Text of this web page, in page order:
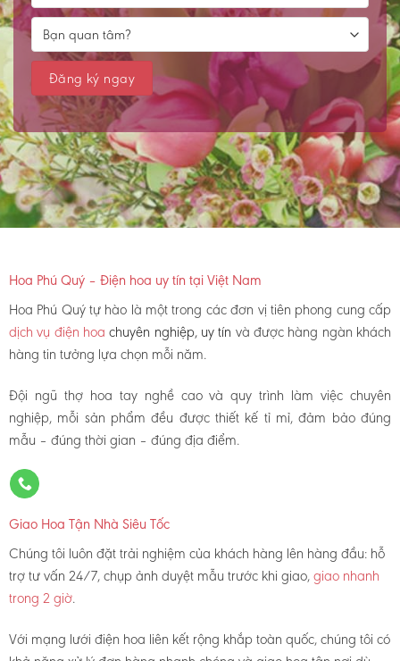
Hoa Phú Quý – Điện hoa uy tín tại Việt Nam
Hoa Phú Quý tự hào là một trong các đơn vị tiên phong cung cấp
dịch vụ điện hoachuyên nghiệp, uy tín và được hàng ngàn khách
hàng tin tưởng lựa chọn mỗi năm.
Đội ngũ thợ hoa tay nghề cao và quy trình làm việc chuyên
nghiệp, mỗi sản phẩm đều được thiết kế tỉ mỉ, đảm bảo đúng
mẫu – đúng thời gian – đúng địa điểm.
Giao Hoa Tận Nhà Siêu Tốc
Chúng tôi luôn đặt trải nghiệm của khách hàng lên hàng đầu: hỗ
trợ tư vấn 24/7, chụp ảnh duyệt mẫu trước khi giao,giao nhanh
trong 2 giờ.
Với mạng lưới điện hoa liên kết rộng khắp toàn quốc, chúng tôi có